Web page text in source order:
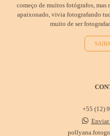
começo de muitos fotógrafos,
apaixonado, vivia fotografando
muito de ser
+55 (12)
Enviar